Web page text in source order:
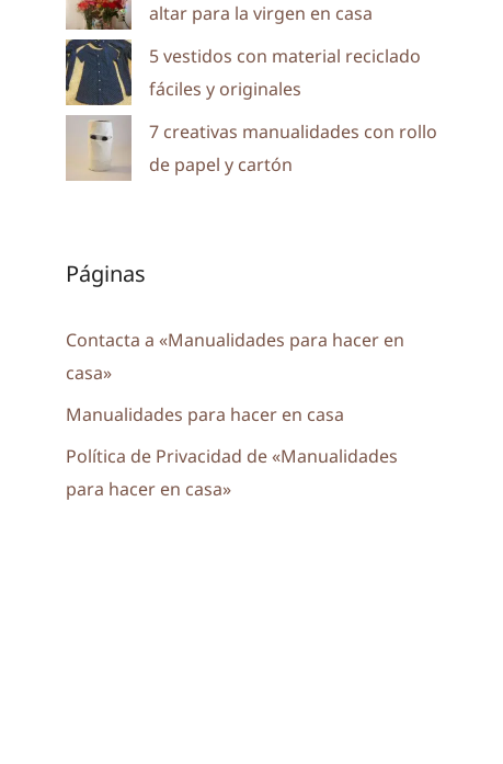
altar para la virgen en casa
5 vestidos con material reciclado
fáciles y originales
7 creativas manualidades con rollo
de papel y cartón
Páginas
Contacta a «Manualidades para hacer en
casa»
Manualidades para hacer en casa
Política de Privacidad de «Manualidades
para hacer en casa»